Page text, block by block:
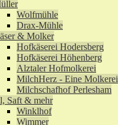
Wolfmühle
Drax-Mühle
& Molker
Hofkäserei Hodersberg
Hofkäserei Höhenberg
Alztaler Hofmolkerei
MilchHerz - Eine Molkerei
Milchschafhof Perlesham
Saft & mehr
Winklhof
Wimmer